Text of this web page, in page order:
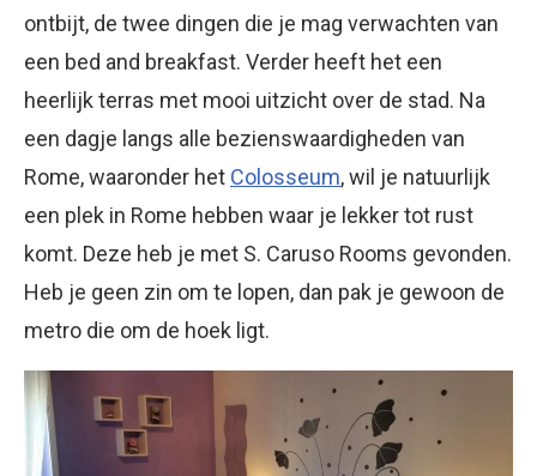
ontbijt, de twee dingen die je mag verwachten van
een bed and breakfast. Verder heeft het een
heerlijk terras met mooi uitzicht over de stad. Na
een dagje langs alle bezienswaardigheden van
Rome, waaronder het Colosseum, wil je natuurlijk
een plek in Rome hebben waar je lekker tot rust
komt. Deze heb je met S. Caruso Rooms gevonden.
Heb je geen zin om te lopen, dan pak je gewoon de
metro die om de hoek ligt.